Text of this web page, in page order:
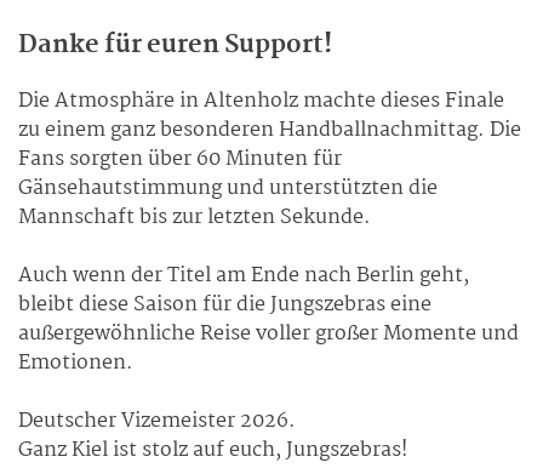
Danke für euren Support!
Die Atmosphäre in Altenholz machte dieses Finale
zu einem ganz besonderen Handballnachmittag. Die
Fans sorgten über 60 Minuten für
Gänsehautstimmung und unterstützten die
Mannschaft bis zur letzten Sekunde.
Auch wenn der Titel am Ende nach Berlin geht,
bleibt diese Saison für die Jungszebras eine
außergewöhnliche Reise voller großer Momente und
Emotionen.
Deutscher Vizemeister 2026.
Ganz Kiel ist stolz auf euch, Jungszebras!